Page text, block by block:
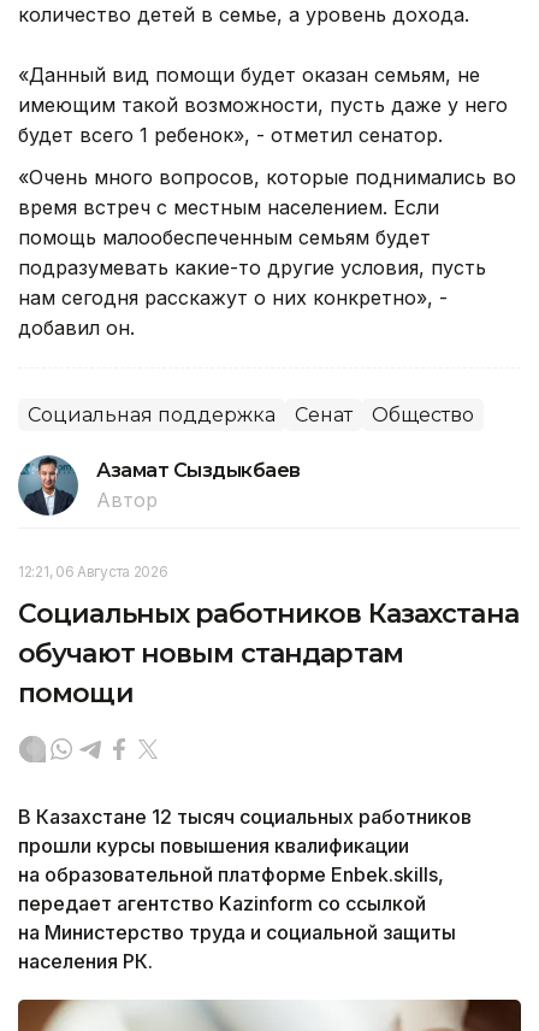
количество детей в семье, а уровень дохода.
«Данный вид помощи будет оказан семьям, не
имеющим такой возможности, пусть даже у него
будет всего 1 ребенок», - отметил сенатор.
«Очень много вопросов, которые поднимались во
время встреч с местным населением. Если
помощь малообеспеченным семьям будет
подразумевать какие-то другие условия, пусть
нам сегодня расскажут о них конкретно», -
добавил он.
Социальная поддержка Сенат Общество
Азамат Сыздыкбаев
Автор
12:21, 06 Августа 2026
Социальных работников Казахстана
обучают новым стандартам
помощи
В Казахстане 12 тысяч социальных работников
прошли курсы повышения квалификации
на образовательной платформе Enbek.skills,
передает агентство Kazinform со ссылкой
на Министерство труда и социальной защиты
населения РК.